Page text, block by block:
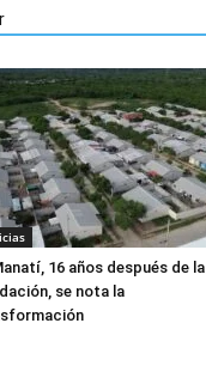
16 años después de la
se nota la